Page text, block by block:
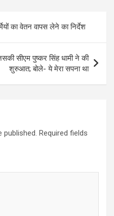
का वेतन वापस लेने का निर्देश
सीएम पुष्कर सिंह धामी ने की
शुरुआत; बोले- ये मेरा सपना था
published. Required fields